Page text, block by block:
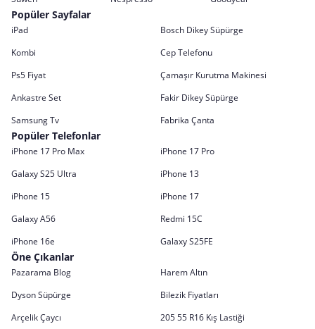
Popüler Sayfalar
iPad
Bosch Dikey Süpürge
Kombi
Cep Telefonu
Ps5 Fiyat
Çamaşır Kurutma Makinesi
Ankastre Set
Fakir Dikey Süpürge
Samsung Tv
Fabrika Çanta
Popüler Telefonlar
iPhone 17 Pro Max
iPhone 17 Pro
Galaxy S25 Ultra
iPhone 13
iPhone 15
iPhone 17
Galaxy A56
Redmi 15C
iPhone 16e
Galaxy S25FE
Öne Çıkanlar
Pazarama Blog
Harem Altın
Dyson Süpürge
Bilezik Fiyatları
Arçelik Çaycı
205 55 R16 Kış Lastiği